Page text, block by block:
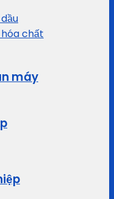
chất
máy